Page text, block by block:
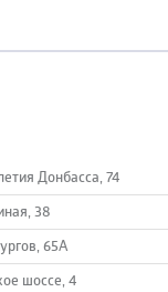
Донбасса, 74
38
65А
шоссе, 4